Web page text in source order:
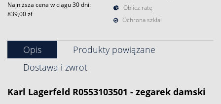
Najniższa cena w ciągu 30 dni:
839,00 zł
Oblicz ratę
Ochrona szkła!
Opis
Produkty powiązane
Dostawa i zwrot
Karl Lagerfeld R0553103501 - zegarek damski